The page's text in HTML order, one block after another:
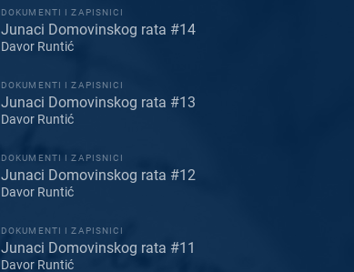
DOKUMENTI I ZAPISNICI
Junaci Domovinskog rata #14
Davor Runtić
DOKUMENTI I ZAPISNICI
Junaci Domovinskog rata #13
Davor Runtić
DOKUMENTI I ZAPISNICI
Junaci Domovinskog rata #12
Davor Runtić
DOKUMENTI I ZAPISNICI
Junaci Domovinskog rata #11
Davor Runtić